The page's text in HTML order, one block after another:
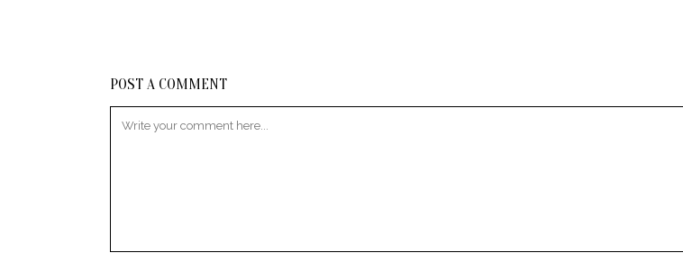
POST A COMMENT